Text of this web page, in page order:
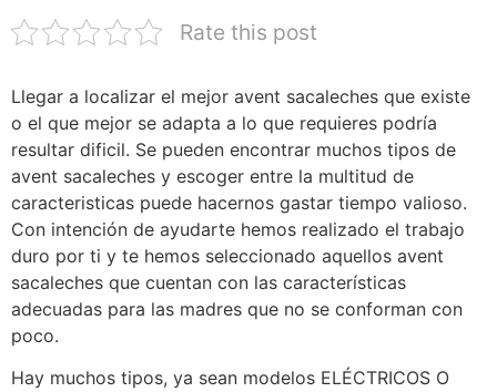
Rate this post
Llegar a localizar el mejor avent sacaleches que existe
o el que mejor se adapta a lo que requieres podría
resultar dificil. Se pueden encontrar muchos tipos de
avent sacaleches y escoger entre la multitud de
caracteristicas puede hacernos gastar tiempo valioso.
Con intención de ayudarte hemos realizado el trabajo
duro por ti y te hemos seleccionado aquellos avent
sacaleches que cuentan con las características
adecuadas para las madres que no se conforman con
poco.
Hay muchos tipos, ya sean modelos ELÉCTRICOS O